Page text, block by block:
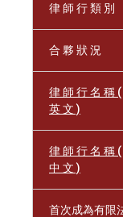
律 師 行 類 別
合 夥 狀 況
律 師 行 名 稱 (
英 文 )
律 師 行 名 稱 (
中 文 )
首次成為有限